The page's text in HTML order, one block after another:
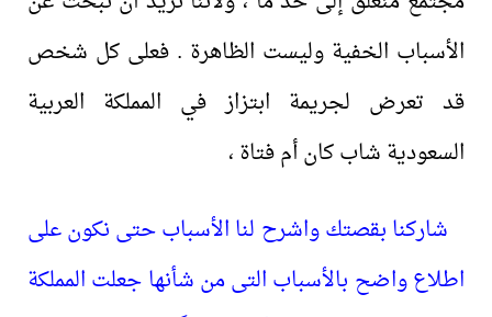
الأسباب الخفية وليست الظاهرة . فعلى كل شخص
قد تعرض لجريمة ابتزاز في المملكة العربية
السعودية شاب كان أم فتاة ،
شاركنا بقصتك واشرح لنا الأسباب حتى نكون على
اطلاع واضح بالأسباب التى من شأنها جعلت المملكة